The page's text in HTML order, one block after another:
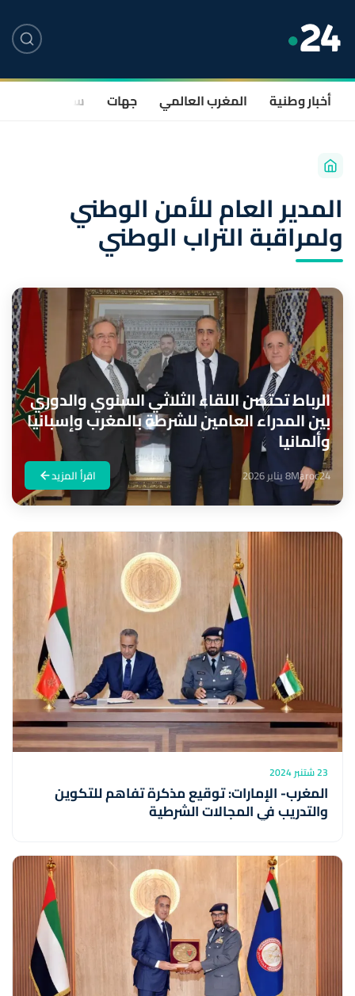
أخبار وطنية المغرب العالمي جهات سياسة
المدير العام للأمن الوطني
ولمراقبة التراب الوطني
الرباط تحتضن اللقاء الثلاثي السنوي والدوري
بين المدراء العامين للشرطة بالمغرب وإسبانيا
وألمانيا
Maroc248 يناير 2026 اقرأ المزيد
23 شتنبر 2024
المغرب- الإمارات: توقيع مذكرة تفاهم للتكوين
والتدريب في المجالات الشرطية